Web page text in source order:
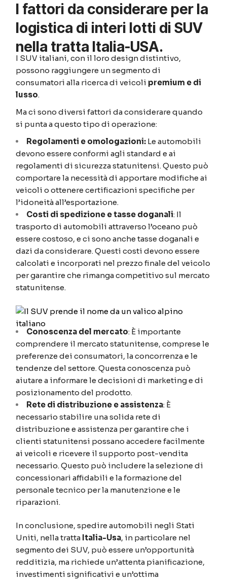
I fattori da considerare per la
logistica di interi lotti di SUV
nella tratta Italia-USA.
I SUV italiani, con il loro design distintivo,
possono raggiungere un segmento di
consumatori alla ricerca di veicoli premium e di
lusso.
Ma ci sono diversi fattori da considerare quando
si punta a questo tipo di operazione:
Regolamenti e omologazioni: Le automobili
devono essere conformi agli standard e ai
regolamenti di sicurezza statunitensi. Questo può
comportare la necessità di apportare modifiche ai
veicoli o ottenere certificazioni specifiche per
l’idoneità all’esportazione.
Costi di spedizione e tasse doganali: Il
trasporto di automobili attraverso l’oceano può
essere costoso, e ci sono anche tasse doganali e
dazi da considerare. Questi costi devono essere
calcolati e incorporati nel prezzo finale del veicolo
per garantire che rimanga competitivo sul mercato
statunitense.
Conoscenza del mercato: È importante
comprendere il mercato statunitense, comprese le
preferenze dei consumatori, la concorrenza e le
tendenze del settore. Questa conoscenza può
aiutare a informare le decisioni di marketing e di
posizionamento del prodotto.
Rete di distribuzione e assistenza: È
necessario stabilire una solida rete di
distribuzione e assistenza per garantire che i
clienti statunitensi possano accedere facilmente
ai veicoli e ricevere il supporto post-vendita
necessario. Questo può includere la selezione di
concessionari affidabili e la formazione del
personale tecnico per la manutenzione e le
riparazioni.
In conclusione, spedire automobili negli Stati
Uniti, nella tratta Italia-Usa, in particolare nel
segmento dei SUV, può essere un’opportunità
redditizia, ma richiede un’attenta pianificazione,
investimenti significativi e un’ottima